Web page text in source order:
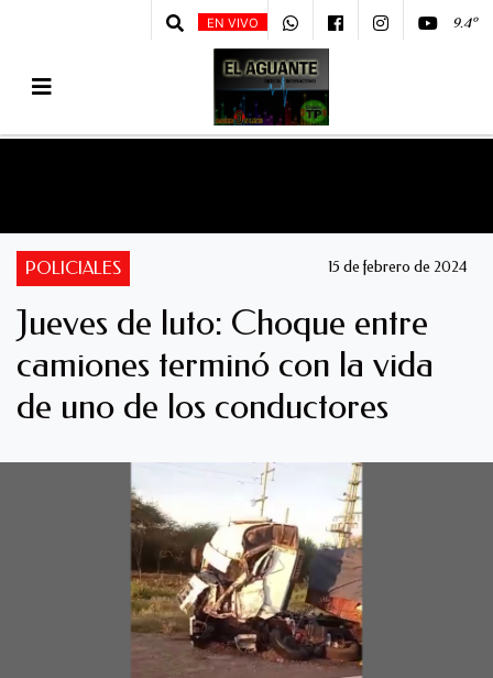
EN VIVO 9.4º
POLICIALES 15 de febrero de 2024
Jueves de luto: Choque entre
camiones terminó con la vida
de uno de los conductores